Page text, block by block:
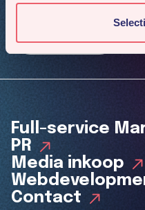
4x per jaar ons
Full-service
PR
Media inkoop
Contact